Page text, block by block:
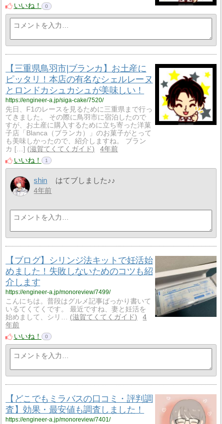
いいね！
0
【三重県鳥羽市|ブランカ】お土産に
ピッタリ！本店の有名なシェルレーヌ
とロンドカシュカシュが美味しい！
https://engineer-a.jp/siga-cake/7520/
先日、F1のレースを見るために三重県まで行っ
てきました。 その際に鳥羽市に宿泊したので
すが、お土産に購入するために立ち寄った洋菓
子店「Blanca（ブランカ）」のお菓子がとって
も美味しかったので、紹介しますね。 ブラン
カ […]
滋賀てくてくガイド
4年前
いいね！
1
shin はてブしました♪♪
4年前
【ブログ】シリンジ法キットで妊活始
めました！失敗しないためのコツも紹
介します
https://engineer-a.jp/monoreview/7499/
こんにちは。普段はグルメ記事ばっかり書いて
いるてくてくです。 最近ですね、妻と妊活を
始めまして、シリ…
滋賀てくてくガイド
4
年前
いいね！
0
【どこでもミラバスの口コミ・評判調
査】効果・最安値も調査しました！
https://engineer-a.jp/monoreview/7401/